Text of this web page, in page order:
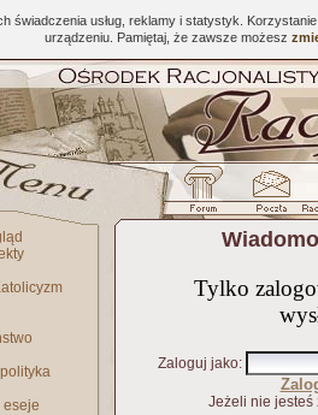
świadczenia usług, reklamy i statystyk.
urządzeniu. Pamiętaj, że zawsze możesz
eseje
Tylko
Zaloguj jako:
Jeżeli nie